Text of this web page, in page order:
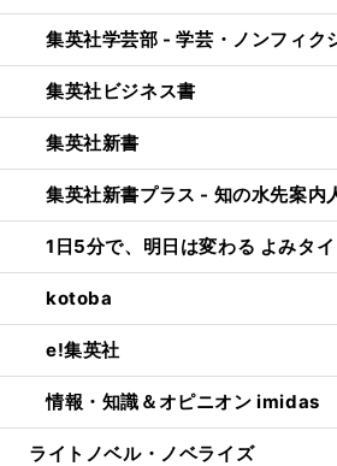
集英社学芸部 - 学芸・ノンフィク
集英社ビジネス書
集英社新書
集英社新書プラス - 知の水先案内
1日5分で、明日は変わる よみタ
kotoba
e!集英社
情報・知識＆オピニオン imidas
ライトノベル・ノベライズ